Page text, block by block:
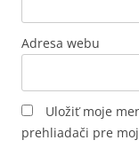
Adresa webu
Uložiť moje
prehliadači pre